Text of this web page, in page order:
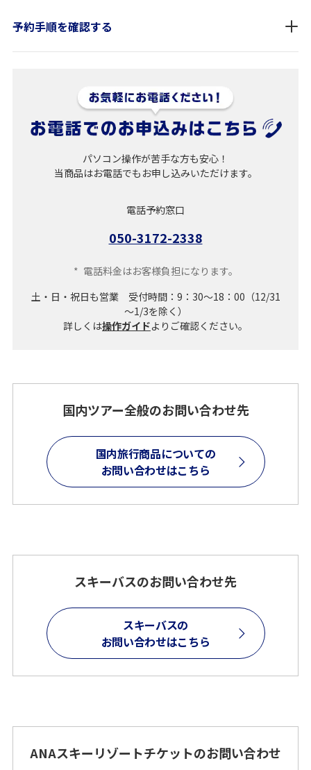
予約手順を確認する
パソコン操作が苦手な方も安心！
当商品はお電話でもお申し込みいただけます。
電話予約窓口
050-3172-2338
* 電話料金はお客様負担になります。
土・日・祝日も営業 受付時間：9：30～18：00（12/31
～1/3を除く）
詳しくは操作ガイドよりご確認ください。
国内ツアー全般のお問い合わせ先
国内旅行商品についての
お問い合わせはこちら
スキーバスのお問い合わせ先
スキーバスの
お問い合わせはこちら
ANAスキーリゾートチケットのお問い合わせ